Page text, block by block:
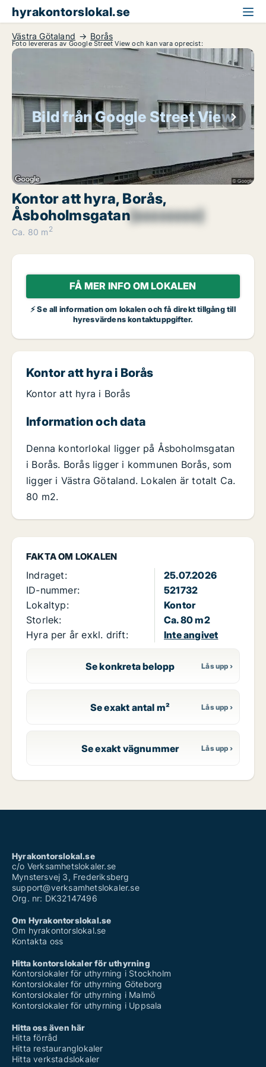
hyrakontorslokal.se
Västra Götaland Borås
Foto levereras av Google Street View och kan vara oprecist:
Bild från Google Street View
Kontor att hyra, Borås,
Åsboholmsgatan[xxxxxxxx]
Ca. 80 m 2
FÅ MER INFO OM LOKALEN
⚡ Se all information om lokalen och få direkt tillgång till
hyresvärdens kontaktuppgifter.
FAKTA OM LOKALEN
Indraget:
25.07.2026
ID-nummer:
521732
Lokaltyp:
Kontor
Storlek:
Ca. 80 m2
Hyra per år exkl. drift:
Inte angivet
Se konkreta belopp
Se exakt antal m²
Se exakt vägnummer
Kontor att hyra i Borås
Kontor att hyra i Borås
Information och data
Denna kontorlokal ligger på Åsboholmsgatan
i Borås. Borås ligger i kommunen Borås, som
ligger i Västra Götaland. Lokalen är totalt Ca.
80 m2.
Hyrakontorslokal.se
c/o Verksamhetslokaler.se
Mynstersvej 3, Frederiksberg
support@verksamhetslokaler.se
Org. nr: DK32147496
Om Hyrakontorslokal.se
Om hyrakontorslokal.se
Kontakta oss
Hitta kontorslokaler för uthyrning
Kontorslokaler för uthyrning i Stockholm
Kontorslokaler för uthyrning Göteborg
Kontorslokaler för uthyrning i Malmö
Kontorslokaler för uthyrning i Uppsala
Hitta oss även här
Hitta förråd
Hitta restauranglokaler
Hitta verkstadslokaler